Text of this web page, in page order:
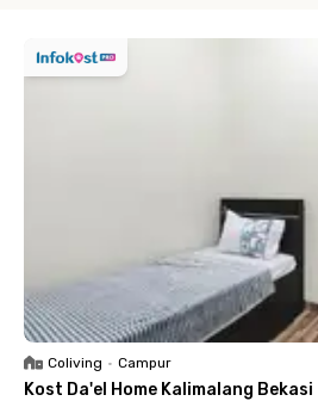
Coliving • Campur
Kost Da'el Home Kalimalang Bekasi